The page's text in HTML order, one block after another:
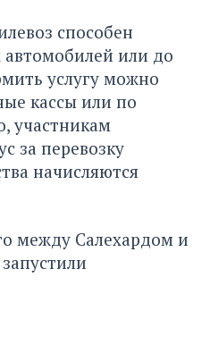
способен
или до
услугу можно
кассы или по
участникам
за перевозку
начисляются
между Салехардом и